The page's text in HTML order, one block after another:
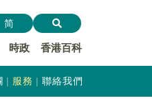
時政 香港百科
简
服務 聯絡我們